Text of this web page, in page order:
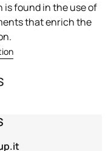
found in the use of
that enrich the